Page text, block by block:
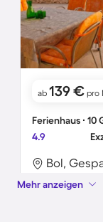
ab 139 € pro
Ferienhaus ∙ 10
4.9
Mehr anzeigen